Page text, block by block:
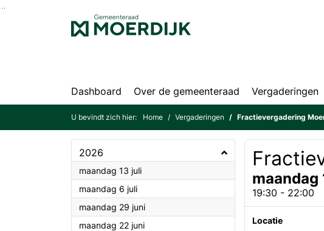
Ga naar de inhoud van deze pagina
Dashboard Over de gemeenteraad Vergaderingen
U bevindt zich hier: Home Vergaderingen Fractievergadering
2026
maandag 13 juli2026
maandag 6 juli2026
maandag 29 juni2026
maandag 22 juni2026
maandag
19:30 - 22:00
Locatie